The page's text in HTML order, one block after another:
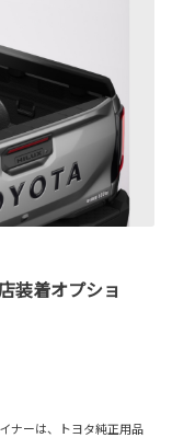
装着オプショ
ーは、トヨタ純正用品